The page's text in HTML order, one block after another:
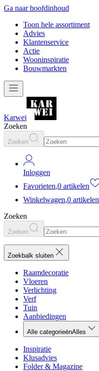
Ga naar hoofdinhoud
Toon hele assortiment
Advies
Klantenservice
Actie
Wooninspiratie
Bouwmarkten
Karwei
Zoeken
Zoeken
Inloggen
Favorieten,0 artikelen
Winkelwagen,0 artikelen
Zoeken
Zoeken
Zoekbalk sluiten
Raamdecoratie
Vloeren
Verlichting
Verf
Tuin
Aanbiedingen
Alle categorieënAlles
Inspiratie
Klusadvies
Folder & Magazine